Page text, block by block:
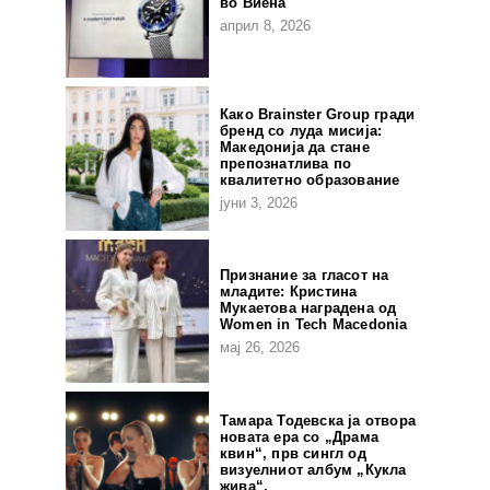
април 8, 2026
Како Brainster Group гради
бренд со луда мисија:
Македонија да стане
препознатлива по
квалитетно образование
јуни 3, 2026
Признание за гласот на
младите: Кристина
Мукаетова наградена од
Women in Tech Macedonia
мај 26, 2026
Тамара Тодевска ја отвора
новата ера со „Драма
квин“, прв сингл од
визуелниот албум „Кукла
жива“.